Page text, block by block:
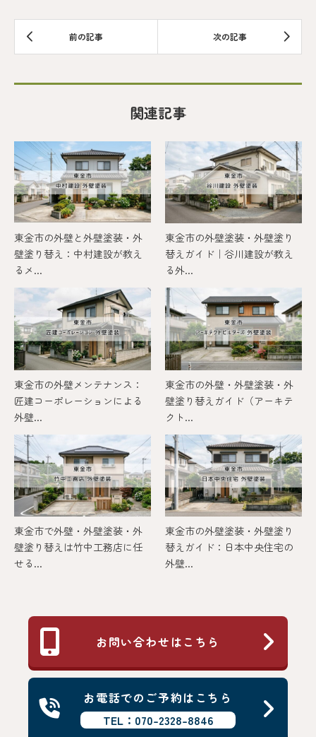
関連記事
東金市の外壁と外壁塗装・外
壁塗り替え：中村建設が教え
るメ...
東金市の外壁塗装・外壁塗り
替えガイド｜谷川建設が教え
る外...
東金市の外壁メンテナンス：
匠建コーポレーションによる
外壁...
東金市の外壁・外壁塗装・外
壁塗り替えガイド（アーキテ
クト...
東金市で外壁・外壁塗装・外
壁塗り替えは竹中工務店に任
せる...
東金市の外壁塗装・外壁塗り
替えガイド：日本中央住宅の
外壁...
お問い合わせはこちら
お電話でのご予約はこちら
TEL：070-2328-8846